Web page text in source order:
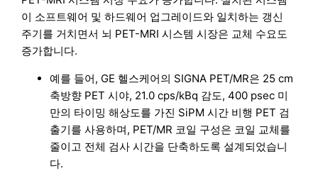
이 소프트웨어 및 하드웨어 업그레이드와 일치하는 갱신
주기를 거치면서 뇌 PET-MRI 시스템 시장은 교체 수요도
증가합니다.
예를 들어, GE 헬스케어의 SIGNA PET/MR은 25 cm
축방향 PET 시야, 21.0 cps/kBq 감도, 400 psec 미
만의 타이밍 해상도를 가진 SiPM 시간 비행 PET 검
출기를 사용하며, PET/MR 코일 구성은 코일 교체를
줄이고 전체 검사 시간을 단축하도록 설계되었습니
다.